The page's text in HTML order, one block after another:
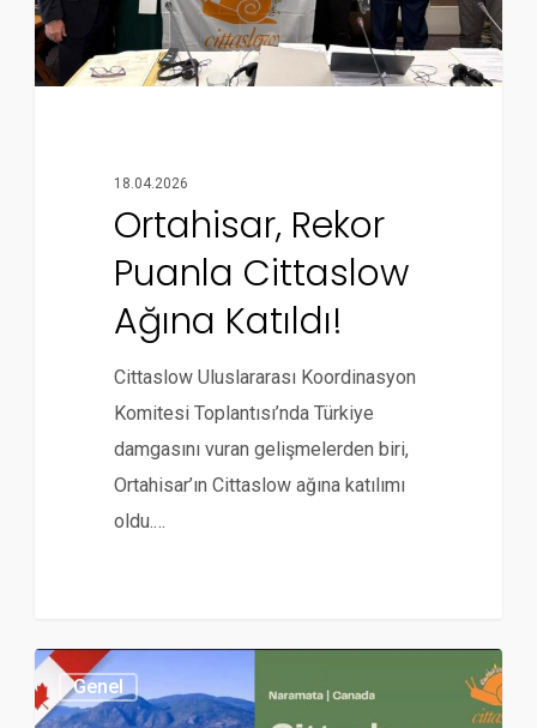
18.04.2026
Ortahisar, Rekor
Puanla Cittaslow
Ağına Katıldı!
Cittaslow Uluslararası Koordinasyon
Komitesi Toplantısı’nda Türkiye
damgasını vuran gelişmelerden biri,
Ortahisar’ın Cittaslow ağına katılımı
oldu.…
Genel